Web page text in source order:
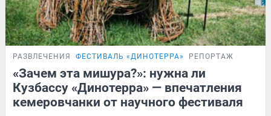
РАЗВЛЕЧЕНИЯ ФЕСТИВАЛЬ «ДИНОТЕРРА» РЕПОРТАЖ
«Зачем эта мишура?»: нужна ли
Кузбассу «Динотерра» — впечатления
кемеровчанки от научного фестиваля